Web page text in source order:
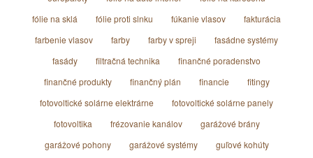
fólie na sklá
fólie proti slnku fúkanie vlasov
fakturácia
farbenie vlasov
farby farby v spreji
fasádne systémy
fasády
filtračná technika
finančné poradenstvo
finančné produkty
finančný plán financie
fitingy
fotovoltické solárne elektrárne
fotovoltické solárne panely
fotovoltika
frézovanie kanálov
garážové brány
garážové pohony
garážové systémy
guľové kohúty